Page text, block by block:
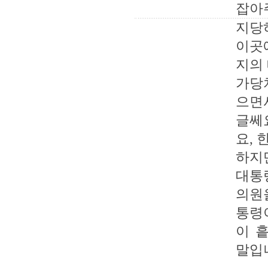
잡아
지당
이곳
지의
가당
으면
글쎄
요,
하지
대통
의원
통령
이
말입